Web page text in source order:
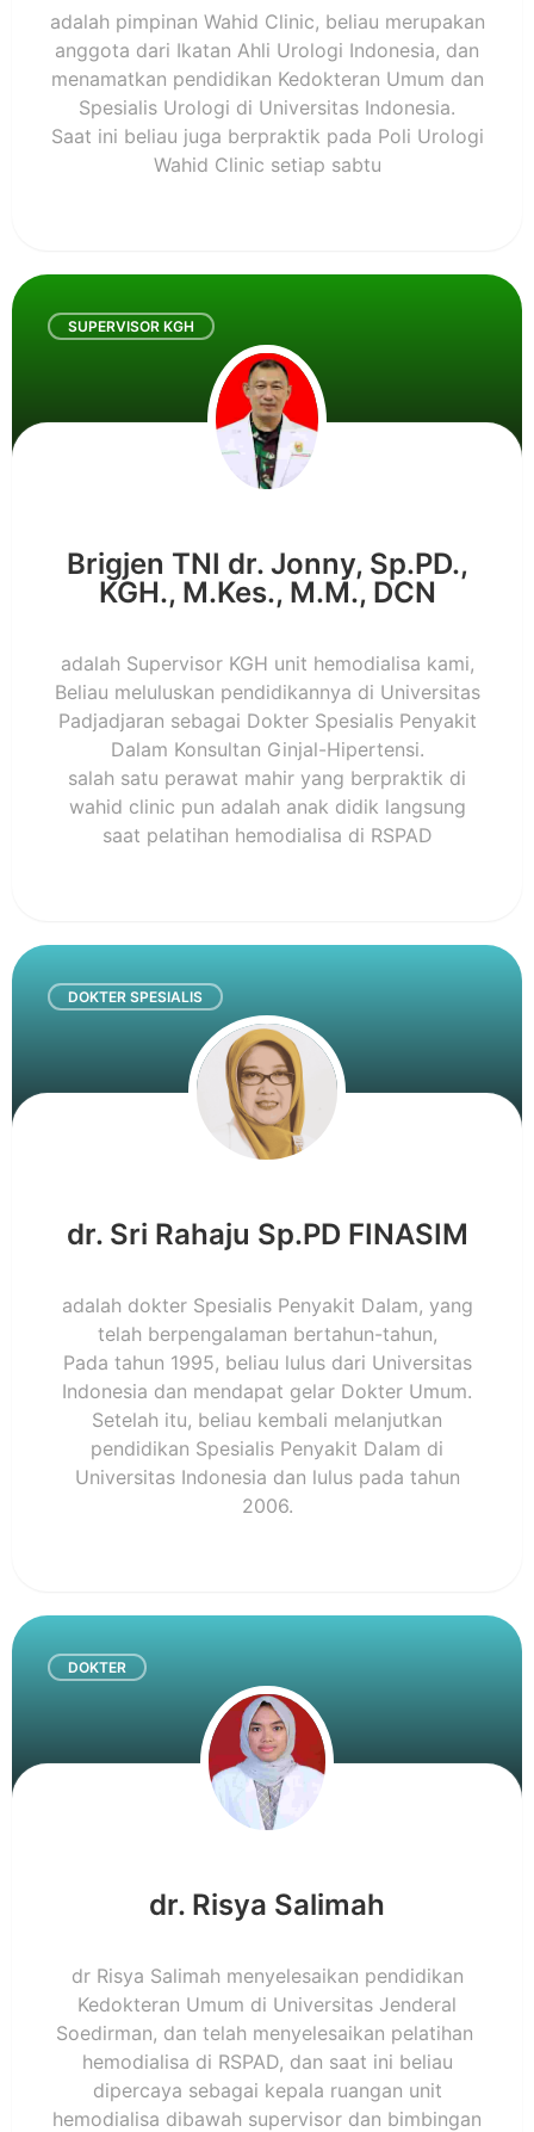
adalah pimpinan Wahid Clinic, beliau merupakan
anggota dari Ikatan Ahli Urologi Indonesia, dan
menamatkan pendidikan Kedokteran Umum dan
Spesialis Urologi di Universitas Indonesia.
Saat ini beliau juga berpraktik pada Poli Urologi
Wahid Clinic setiap sabtu
SUPERVISOR KGH
Brigjen TNI dr. Jonny, Sp.PD.,
KGH., M.Kes., M.M., DCN
adalah Supervisor KGH unit hemodialisa kami,
Beliau meluluskan pendidikannya di Universitas
Padjadjaran sebagai Dokter Spesialis Penyakit
Dalam Konsultan Ginjal-Hipertensi.
salah satu perawat mahir yang berpraktik di
wahid clinic pun adalah anak didik langsung
saat pelatihan hemodialisa di RSPAD
DOKTER SPESIALIS
dr. Sri Rahaju Sp.PD FINASIM
adalah dokter Spesialis Penyakit Dalam, yang
telah berpengalaman bertahun-tahun,
Pada tahun 1995, beliau lulus dari Universitas
Indonesia dan mendapat gelar Dokter Umum.
Setelah itu, beliau kembali melanjutkan
pendidikan Spesialis Penyakit Dalam di
Universitas Indonesia dan lulus pada tahun
2006.
DOKTER
dr. Risya Salimah
dr Risya Salimah menyelesaikan pendidikan
Kedokteran Umum di Universitas Jenderal
Soedirman, dan telah menyelesaikan pelatihan
hemodialisa di RSPAD, dan saat ini beliau
dipercaya sebagai kepala ruangan unit
hemodialisa dibawah supervisor dan bimbingan